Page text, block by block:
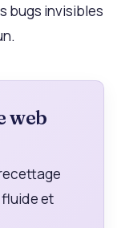
bugs invisibles
web
fluide et